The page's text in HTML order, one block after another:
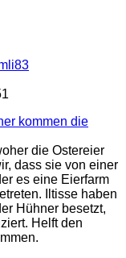
kommen die
die Ostereier
dass sie von einer
es eine Eierfarm
Iltisse haben
Hühner besetzt,
Helft den